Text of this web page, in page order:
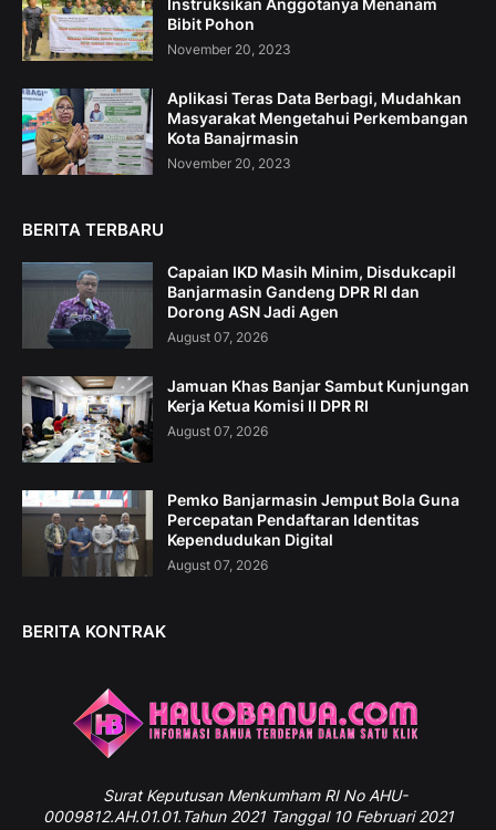
Instruksikan Anggotanya Menanam
Bibit Pohon
November 20, 2023
Aplikasi Teras Data Berbagi, Mudahkan
Masyarakat Mengetahui Perkembangan
Kota Banajrmasin
November 20, 2023
BERITA TERBARU
Capaian IKD Masih Minim, Disdukcapil
Banjarmasin Gandeng DPR RI dan
Dorong ASN Jadi Agen
August 07, 2026
Jamuan Khas Banjar Sambut Kunjungan
Kerja Ketua Komisi II DPR RI
August 07, 2026
Pemko Banjarmasin Jemput Bola Guna
Percepatan Pendaftaran Identitas
Kependudukan Digital
August 07, 2026
BERITA KONTRAK
SuratKeputusan Menkumham RI No AHU-
0009812.AH.01.01.Tahun 2021 Tanggal 10 Februari 2021